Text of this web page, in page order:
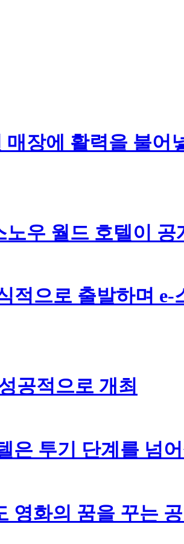
장에 활력을 불
우 월드 호텔이 공
적으로 출발하며
공적으로 개최
은 투기 단계를 넘
영화의 꿈을 꾸는